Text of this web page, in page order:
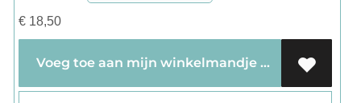
€18,50
Voeg toe aan mijn winkelmandje